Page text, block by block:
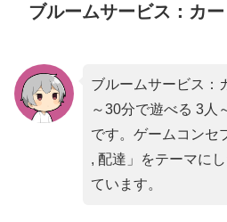
ブルームサービス：カ
ブルームサービス：
～30分で遊べる 3人
です。ゲームコンセ
, 配達 」をテーマに
ています。